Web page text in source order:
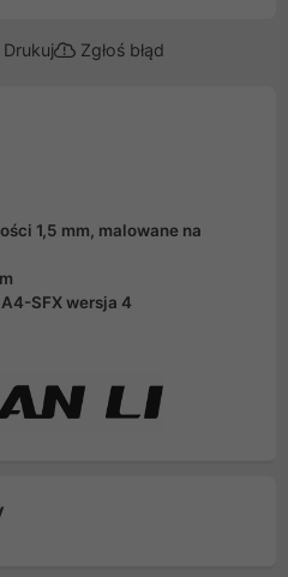
Zgłoś błąd
1,5 mm, malowane na
SFX wersja 4